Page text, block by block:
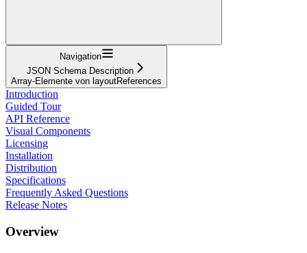
Navigation
JSON Schema Description
Array-Elemente von layoutReferences
Introduction
Guided Tour
API Reference
Visual Components
Licensing
Installation
Distribution
Specifications
Frequently Asked Questions
Release Notes
Overview